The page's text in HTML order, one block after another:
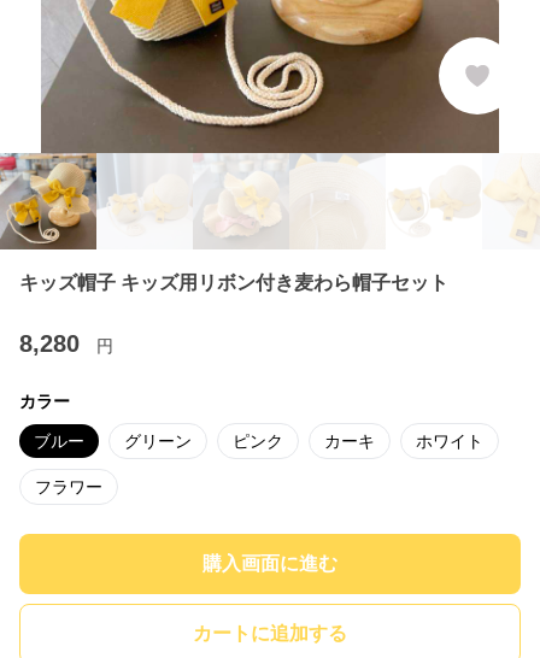
キッズ帽子 キッズ用リボン付き麦わら帽子セット
8,280 円
カラー
ブルー グリーン ピンク カーキ ホワイト
フラワー
購入画面に進む
カートに追加する